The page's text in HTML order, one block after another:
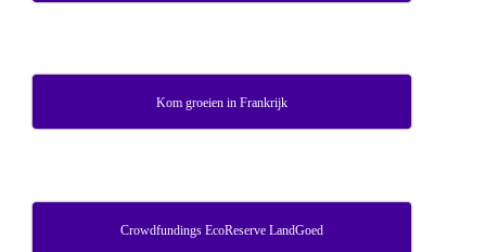
Kom groeien in Frankrijk
Crowdfundings EcoReserve LandGoed